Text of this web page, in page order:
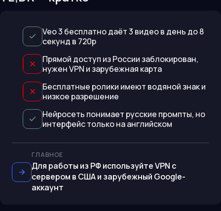
Veo 3 бесплатно даёт 3 видео в день до 8
секунд в 720p
Прямой доступ из России заблокирован,
нужен VPN и зарубежная карта
Бесплатные ролики имеют водяной знак и
низкое разрешение
Нейросеть понимает русские промпты, но
интерфейс только на английском
ГЛАВНОЕ
Для работы из РФ используйте VPN с
сервером в США и зарубежный Google-
аккаунт